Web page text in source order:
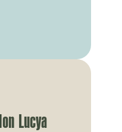
Lucya